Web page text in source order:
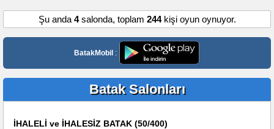
Şu anda 4salonda, toplam 244kişi oyun oynuyor.
BatakMobil :
Batak Salonları
İHALELİ ve İHALESİZ BATAK (50/400)